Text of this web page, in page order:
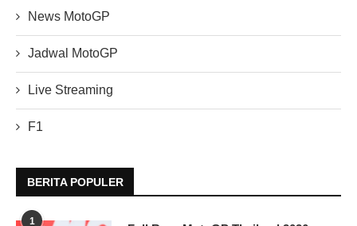
News MotoGP
Jadwal MotoGP
Live Streaming
F1
BERITA POPULER
1